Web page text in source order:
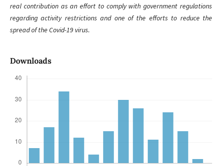
real contribution as an effort to comply with government regulations
regarding activity restrictions and one of the efforts to reduce the
spread of the Covid-19 virus.
Downloads